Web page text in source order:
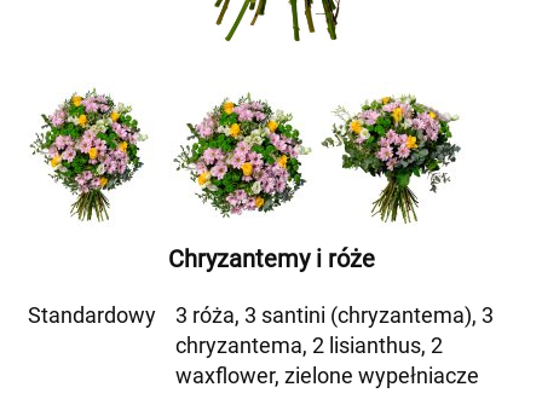
Chryzantemy i róże
Standardowy
3 róża, 3 santini (chryzantema), 3
chryzantema, 2 lisianthus, 2
waxflower, zielone wypełniacze